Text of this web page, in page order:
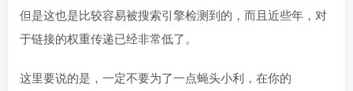
但是这也是比较容易被搜索引擎检测到的，而且近些年，对
于链接的权重传递已经非常低了。
这里要说的是，一定不要为了一点蝇头小利，在你的